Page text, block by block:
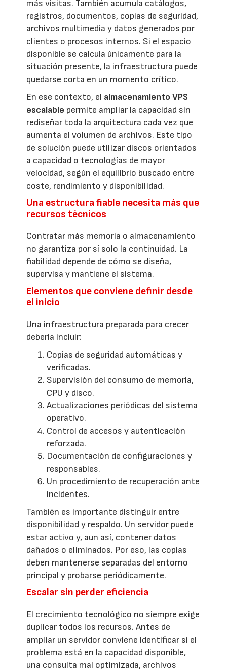
más visitas. También acumula catálogos,
registros, documentos, copias de seguridad,
archivos multimedia y datos generados por
clientes o procesos internos. Si el espacio
disponible se calcula únicamente para la
situación presente, la infraestructura puede
quedarse corta en un momento crítico.
En ese contexto, el almacenamiento VPS
escalable permite ampliar la capacidad sin
rediseñar toda la arquitectura cada vez que
aumenta el volumen de archivos. Este tipo
de solución puede utilizar discos orientados
a capacidad o tecnologías de mayor
velocidad, según el equilibrio buscado entre
coste, rendimiento y disponibilidad.
Una estructura fiable necesita más que
recursos técnicos
Contratar más memoria o almacenamiento
no garantiza por sí solo la continuidad. La
fiabilidad depende de cómo se diseña,
supervisa y mantiene el sistema.
Elementos que conviene definir desde
el inicio
Una infraestructura preparada para crecer
debería incluir:
Copias de seguridad automáticas y
verificadas.
Supervisión del consumo de memoria,
CPU y disco.
Actualizaciones periódicas del sistema
operativo.
Control de accesos y autenticación
reforzada.
Documentación de configuraciones y
responsables.
Un procedimiento de recuperación ante
incidentes.
También es importante distinguir entre
disponibilidad y respaldo. Un servidor puede
estar activo y, aun así, contener datos
dañados o eliminados. Por eso, las copias
deben mantenerse separadas del entorno
principal y probarse periódicamente.
Escalar sin perder eficiencia
El crecimiento tecnológico no siempre exige
duplicar todos los recursos. Antes de
ampliar un servidor conviene identificar si el
problema está en la capacidad disponible,
una consulta mal optimizada, archivos